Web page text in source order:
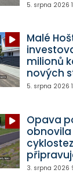
5. srpna 2026
Malé
milionů
nových
5. srpna 2026
Opava
3. srpna 2026